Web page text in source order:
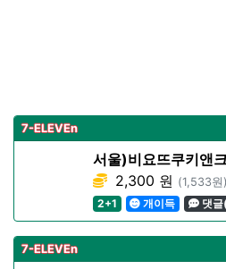
7-ELEVEn
서울)비요뜨쿠키앤
2,300 원 (1,533원)
2+1
개이득 댓글
7-ELEVEn